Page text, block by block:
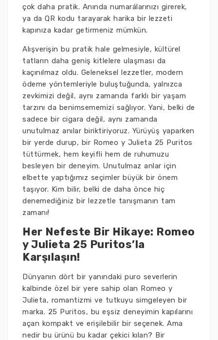
çok daha pratik. Anında numarálarınızı girerek,
ya da QR kodu tarayarak harika bir lezzeti
kapınıza kadar getirmeniz mümkün.
Alışverişin bu pratik hale gelmesiyle, kültürel
tatların daha geniş kitlelere ulaşması da
kaçınılmaz oldu. Geleneksel lezzetler, modern
ödeme yöntemleriyle buluştuğunda, yalnızca
zevkimizi değil, aynı zamanda farklı bir yaşam
tarzını da benimsememizi sağlıyor. Yani, belki de
sadece bir cigara değil, aynı zamanda
unutulmaz anılar biriktiriyoruz. Yürüyüş yaparken
bir yerde durup, bir Romeo y Julieta 25 Puritos
tüttürmek, hem keyifli hem de ruhumuzu
besleyen bir deneyim. Unutulmaz anlar için
elbette yaptığımız seçimler büyük bir önem
taşıyor. Kim bilir, belki de daha önce hiç
denemediğiniz bir lezzetle tanışmanın tam
zamanı!
Her Nefeste Bir Hikaye: Romeo
y Julieta 25 Puritos’la
Karşılaşın!
Dünyanın dört bir yanındaki puro severlerin
kalbinde özel bir yere sahip olan Romeo y
Julieta, romantizmi ve tutkuyu simgeleyen bir
marka. 25 Puritos, bu eşsiz deneyimin kapılarını
açan kompakt ve erişilebilir bir seçenek. Ama
nedir bu ürünü bu kadar çekici kılan? Bir